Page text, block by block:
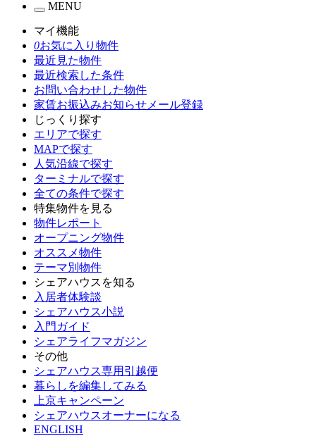
MENU
マイ機能
0お気に入り物件
最近見た物件
最近検索した条件
お問い合わせした物件
家賃お振込みお知らせメール登録
じっくり探す
エリアで探す
MAPで探す
人気沿線で探す
ターミナルで探す
全ての条件で探す
特集物件を見る
物件レポート
オープニング物件
オススメ物件
テーマ別物件
シェアハウスを知る
入居者体験談
シェアハウス小説
入門ガイド
シェアライフマガジン
その他
シェアハウス専用引越便
暮らしを編集してみる
上京キャンペーン
シェアハウスオーナーになる
ENGLISH